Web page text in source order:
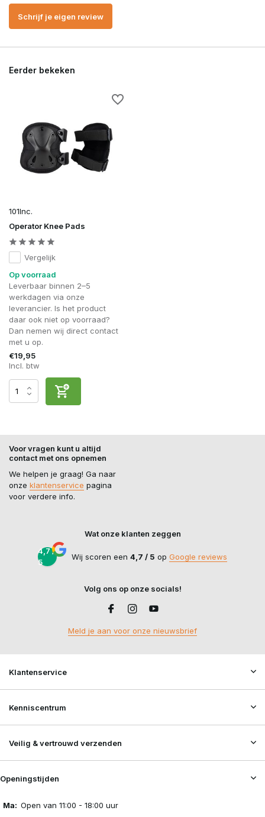
Schrijf je eigen review
Eerder bekeken
101Inc.
Operator Knee Pads
Vergelijk
Op voorraad
Leverbaar binnen 2–5
werkdagen via onze
leverancier. Is het product
daar ook niet op voorraad?
Dan nemen wij direct contact
met u op.
€19,95
Incl. btw
Voor vragen kunt u altijd
contact met ons opnemen
We helpen je graag! Ga naar
onze klantenservice pagina
voor verdere info.
Wat onze klanten zeggen
4,7 /
5
Wij scoren een 4,7 / 5 op Google reviews
Volg ons op onze socials!
Meld je aan voor onze nieuwsbrief
Klantenservice
Kenniscentrum
Veilig & vertrouwd verzenden
Openingstijden
Ma: Open van 11:00 - 18:00 uur